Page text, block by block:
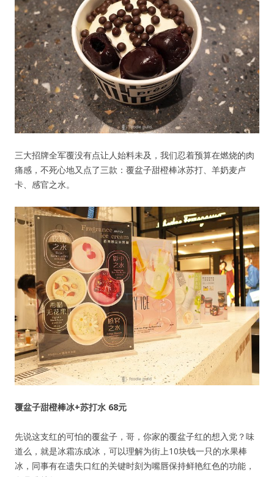
三大招牌全军覆没有点让人始料未及，我们忍着预算在燃烧的肉
痛感，不死心地又点了三款：覆盆子甜橙棒冰苏打、羊奶麦卢
卡、感官之水。
覆盆子甜橙棒冰+苏打水 68元
先说这支红的可怕的覆盆子，哥，你家的覆盆子红的想入党？味
道么，就是冰霜冻成冰，可以理解为街上10块钱一只的水果棒
冰，同事有在遗失口红的关键时刻为嘴唇保持鲜艳红色的功能，